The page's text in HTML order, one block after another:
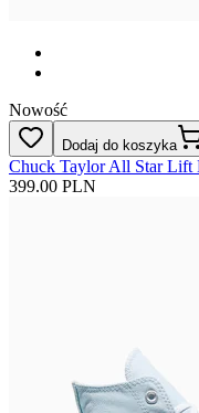
Nowość
Dodaj do koszyka
Chuck Taylor All Star Lift
399.00 PLN